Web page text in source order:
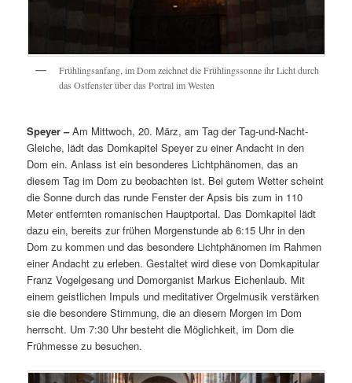
Frühlingsanfang, im Dom zeichnet die Frühlingssonne ihr Licht durch
das Ostfenster über das Portral im Westen
Speyer –Am Mittwoch, 20. März, am Tag der Tag-und-Nacht-
Gleiche, lädt das Domkapitel Speyer zu einer Andacht in den
Dom ein. Anlass ist ein besonderes Lichtphänomen, das an
diesem Tag im Dom zu beobachten ist. Bei gutem Wetter scheint
die Sonne durch das runde Fenster der Apsis bis zum in 110
Meter entfernten romanischen Hauptportal. Das Domkapitel lädt
dazu ein, bereits zur frühen Morgenstunde ab 6:15 Uhr in den
Dom zu kommen und das besondere Lichtphänomen im Rahmen
einer Andacht zu erleben. Gestaltet wird diese von Domkapitular
Franz Vogelgesang und Domorganist Markus Eichenlaub. Mit
einem geistlichen Impuls und meditativer Orgelmusik verstärken
sie die besondere Stimmung, die an diesem Morgen im Dom
herrscht. Um 7:30 Uhr besteht die Möglichkeit, im Dom die
Frühmesse zu besuchen.